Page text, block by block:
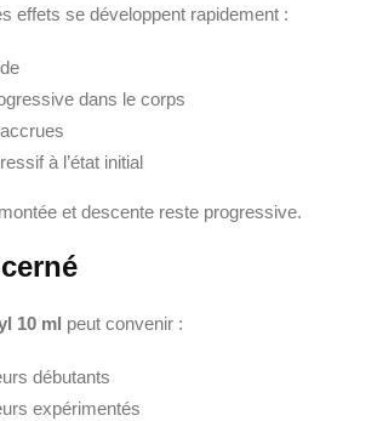
effets se développent rapidement :
dans le corps
à l’état initial
et descente reste progressive.
10 ml peut convenir :
débutants
expérimentés